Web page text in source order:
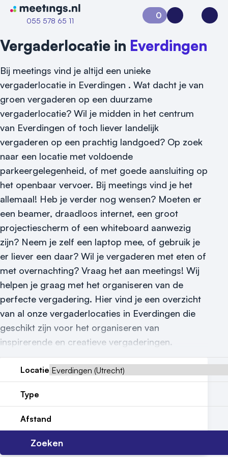
Naar home van Meetings
055 578 65 11
Vraag locatie aan
Locatiegids
Meld locatie aan
Nieuws
Reviews (5⭐️)
Contact
0
Aanvraag 0Inloggen
Vergaderlocatie in Everdingen
Bij meetings vind je altijd een unieke
vergaderlocatie in Everdingen . Wat dacht je van
groen vergaderen op een duurzame
vergaderlocatie? Wil je midden in het centrum
van Everdingen of toch liever landelijk
vergaderen op een prachtig landgoed? Op zoek
naar een locatie met voldoende
parkeergelegenheid, of met goede aansluiting op
het openbaar vervoer. Bij meetings vind je het
allemaal! Heb je verder nog wensen? Moeten er
een beamer, draadloos internet, een groot
projectiescherm of een whiteboard aanwezig
zijn? Neem je zelf een laptop mee, of gebruik je
er liever een daar? Wil je vergaderen met eten of
met overnachting? Vraag het aan meetings! Wij
helpen je graag met het organiseren van de
perfecte vergadering. Hier vind je een overzicht
van al onze vergaderlocaties in Everdingen die
geschikt zijn voor het organiseren van
inspirerende en creatieve vergaderingen.
Locatie
Type
Afstand
Zoeken